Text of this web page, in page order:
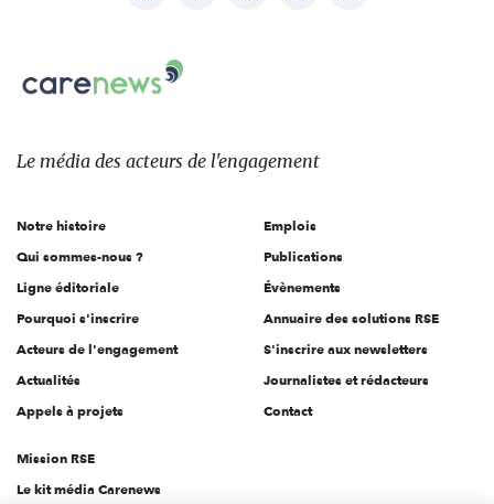
sur:
Le
des
l'engagement
Le média des acteurs de l'engagement
Notre histoire
Qui sommes-nous ?
Ligne éditoriale
Pourquoi s'inscrire
Acteurs de l'engagement
Actualités
Appels à projets
Emplois
Publications
Évènements
Annuaire des solutions RSE
S'inscrire aux newsletters
Journalistes et rédacteurs
Contact
Mission RSE
Le kit média Carenews